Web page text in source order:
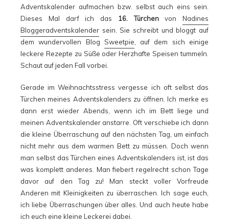
Adventskalender aufmachen bzw. selbst auch eins sein.
Dieses Mal darf ich das 16. Türchenvon Nadines
Bloggeradventskalender sein. Sie schreibt und bloggt auf
dem wundervollen Blog Sweetpie , auf dem sich einige
leckere Rezepte zu Süße oder Herzhafte Speisen tummeln.
Schaut auf jeden Fall vorbei.
Gerade im Weihnachtsstress vergesse ich oft selbst das
Türchen meines Adventskalenders zu öffnen. Ich merke es
dann erst wieder Abends, wenn ich im Bett liege und
meinen Adventskalender anstarre. Oft verschiebe ich dann
die kleine Überraschung auf den nächsten Tag, um einfach
nicht mehr aus dem warmen Bett zu müssen. Doch wenn
man selbst das Türchen eines Adventskalenders ist, ist das
was komplett anderes. Man fiebert regelrecht schon Tage
davor auf den Tag zu! Man steckt voller Vorfreude
Anderen mit Kleinigkeiten zu überraschen. Ich sage euch,
ich liebe Überraschungen über alles. Und auch heute habe
ich euch eine kleine Leckerei dabei.